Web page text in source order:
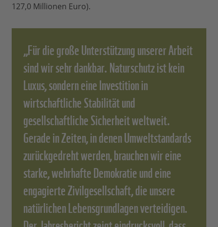
127,0 Millionen Euro).
„Für die große Unterstützung unserer Arbeit
sind wir sehr dankbar. Naturschutz ist kein
Luxus, sondern eine Investition in
wirtschaftliche Stabilität und
gesellschaftliche Sicherheit weltweit.
Gerade in Zeiten, in denen Umweltstandards
zurückgedreht werden, brauchen wir eine
starke, wehrhafte Demokratie und eine
engagierte Zivilgesellschaft, die unsere
natürlichen Lebensgrundlagen verteidigen.